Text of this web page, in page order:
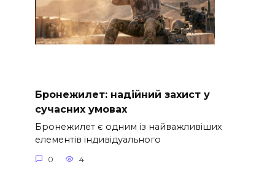
Бронежилет: надійний захист у
сучасних умовах
Бронежилет є одним із найважливіших
елементів індивідуального
0 4